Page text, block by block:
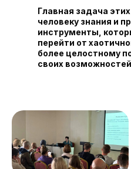
Главная задача
человеку знания и
инструменты,
перейти от
более целостному
своих